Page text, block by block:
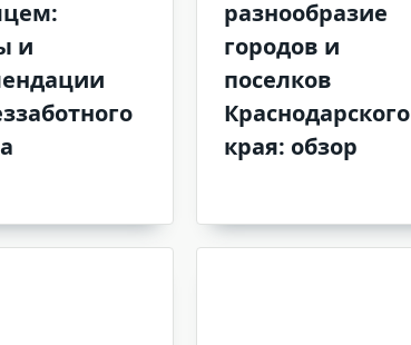
и
разнообразие
городов и
поселков
Краснодарского
края: обзор